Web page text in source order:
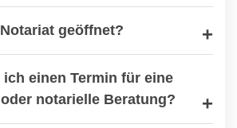
geöffnet?
ich einen Termin für eine
notarielle Beratung?